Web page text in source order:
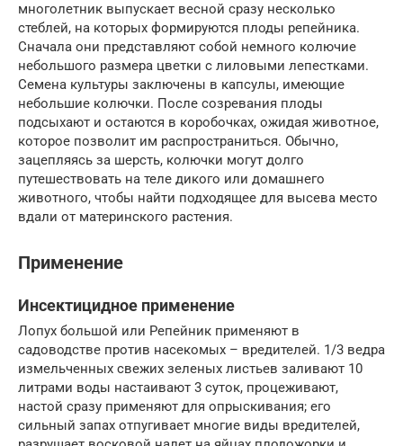
многолетник выпускает весной сразу несколько
стеблей, на которых формируются плоды репейника.
Сначала они представляют собой немного колючие
небольшого размера цветки с лиловыми лепестками.
Семена культуры заключены в капсулы, имеющие
небольшие колючки. После созревания плоды
подсыхают и остаются в коробочках, ожидая животное,
которое позволит им распространиться. Обычно,
зацепляясь за шерсть, колючки могут долго
путешествовать на теле дикого или домашнего
животного, чтобы найти подходящее для высева место
вдали от материнского растения.
Применение
Инсектицидное применение
Лопух большой или Репейник применяют в
садоводстве против насекомых – вредителей. 1/3 ведра
измельченных свежих зеленых листьев заливают 10
литрами воды настаивают 3 суток, процеживают,
настой сразу применяют для опрыскивания; его
сильный запах отпугивает многие виды вредителей,